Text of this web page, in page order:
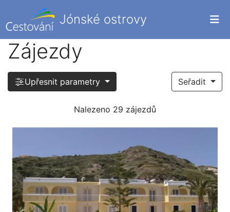
Jónské ostrovy
Zájezdy
Upřesnit parametry Seřadit
Nalezeno 29 zájezdů